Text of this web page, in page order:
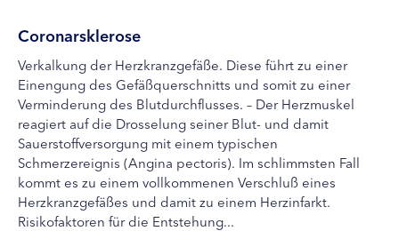
Coronarsklerose
Verkalkung der Herzkranzgefäße. Diese führt zu einer
Einengung des Gefäßquerschnitts und somit zu einer
Verminderung des Blutdurchflusses. – Der Herzmuskel
reagiert auf die Drosselung seiner Blut- und damit
Sauerstoffversorgung mit einem typischen
Schmerzereignis (Angina pectoris). Im schlimmsten Fall
kommt es zu einem vollkommenen Verschluß eines
Herzkranzgefäßes und damit zu einem Herzinfarkt.
Risikofaktoren für die Entstehung...